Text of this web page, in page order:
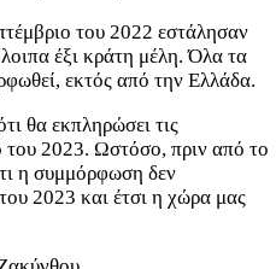
του 2022 εστάλησαν
έξι κράτη μέλη. Όλα τα
εκτός από την Ελλάδα.
θα εκπληρώσει τις
του 2023. Ωστόσο, πριν από το
η συμμόρφωση δεν
2023 και έτσι η χώρα μας